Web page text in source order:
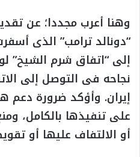
وهنا أعرب مجددا؛ عن
“دونالد ترامب” الذى
إلى “اتفاق شرم الشيخ”
نجاحه فى التوصل إلى
إيران. وأؤكد ضرورة دعم
على تنفيذها بالكامل،
أو الالتفاف عليها أو